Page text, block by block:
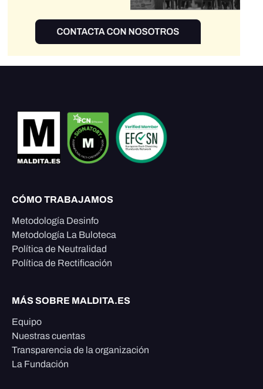
CÓMO TRABAJAMOS
Metodología Desinfo
Metodología La Buloteca
Política de Neutralidad
Política de Rectificación
MÁS SOBRE MALDITA.ES
Equipo
Nuestras cuentas
Transparencia de la organización
La Fundación